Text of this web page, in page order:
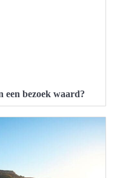
een bezoek waard?